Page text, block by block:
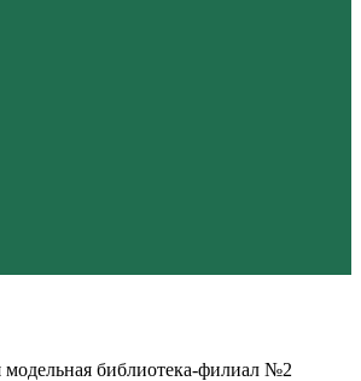
модельная библиотека-филиал №2